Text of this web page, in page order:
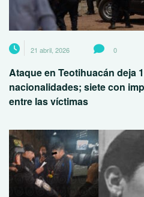
21 abril, 2026 0
Ataque en Teotihuacán deja
nacionalidades; siete con
entre las víctimas